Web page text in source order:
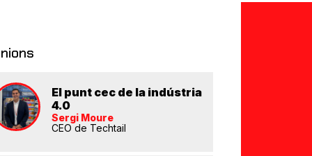
El punt cec de la indústria
4.0
Sergi Moure
CEO de Techtail